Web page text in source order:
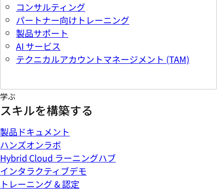
コンサルティング
パートナー向けトレーニング
製品サポート
AI サービス
テクニカルアカウントマネージメント (TAM)
学ぶ
スキルを構築する
製品ドキュメント
ハンズオンラボ
Hybrid Cloud ラーニングハブ
インタラクティブデモ
トレーニング & 認定